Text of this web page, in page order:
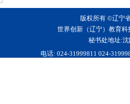
版权所有 ©辽宁
世界创新（辽宁）教育
秘书处地址:
电话: 024-31999811 024-